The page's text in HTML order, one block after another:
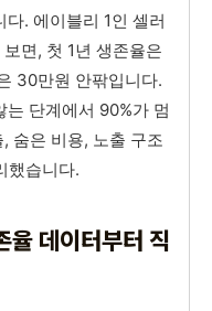
. 에이블리 1인 셀러
면, 첫 1년 생존율은
30만원 안팎입니다.
단계에서 90%가 멈
숨은 비용, 노출 구조
했습니다.
율 데이터부터 직